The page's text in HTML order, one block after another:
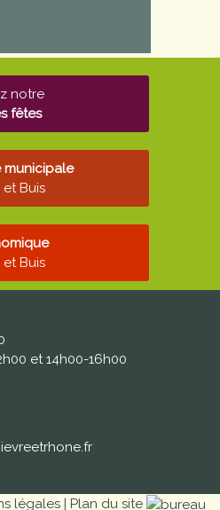
notre
fêtes
municipale
Buis
Buis
et 14h00-16h00
légales | Plan du site